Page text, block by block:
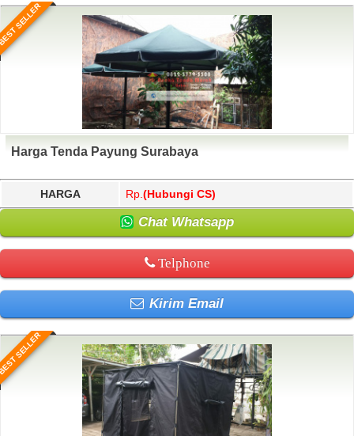
SELLER
Harga Tenda Payung Surabaya
HARGA Rp. (Hubungi CS)
Chat Whatsapp
Telphone
Kirim Email
SELLER